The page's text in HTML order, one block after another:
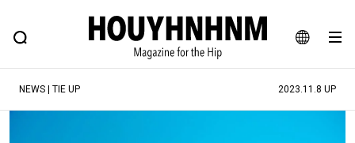
JA
EN
FEATURE BLOG SNAP
ヒップなファッション、カルチャー、ライフスタイルWEBマガジン
NEWS | TIE UP 2023.11.8 UP